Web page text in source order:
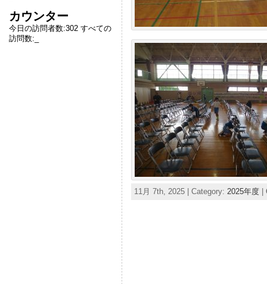
カウンター
今日の訪問者数:302すべての
訪問数:
11月 7th, 2025 | Category: 2025年度|